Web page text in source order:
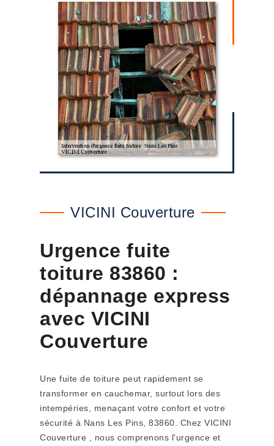
VICINI Couverture
Urgence fuite
toiture 83860 :
dépannage express
avec VICINI
Couverture
Une fuite de toiture peut rapidement se
transformer en cauchemar, surtout lors des
intempéries, menaçant votre confort et votre
sécurité à Nans Les Pins, 83860. Chez VICINI
Couverture , nous comprenons l'urgence et